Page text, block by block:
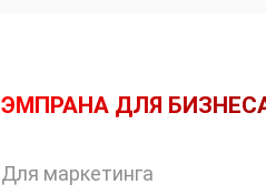
ЭМПРАНА ДЛЯ
Для маркетинга